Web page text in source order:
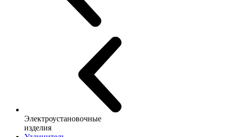
Электроустановочные
изделия